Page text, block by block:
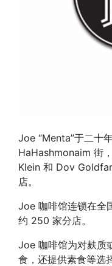
Joe “Menta”于二十
HaHashmonaim 街
Klein 和 Dov
店。
Joe 咖啡馆连锁在全
约 250 家分店。
Joe 咖啡馆为对麸质
食，还提供素食等选